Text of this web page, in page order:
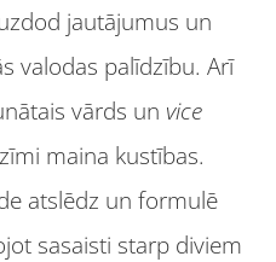
jautājumus un
valodas palīdzību. Arī
vārds un vice
maina kustības.
atslēdz un formulē
sasaisti starp diviem